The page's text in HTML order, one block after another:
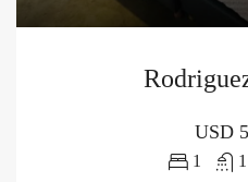
USD
1 1